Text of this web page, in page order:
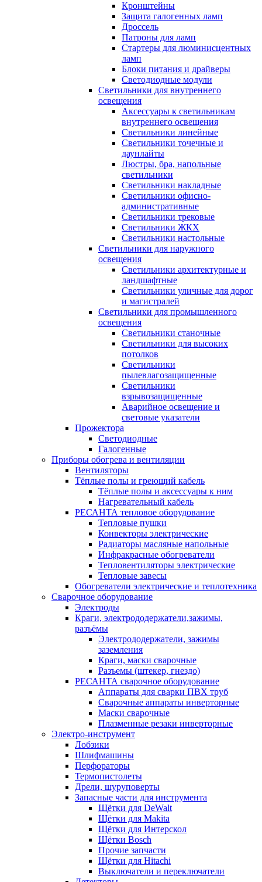
Кронштейны
Защита галогенных ламп
Дроссель
Патроны для ламп
Стартеры для люминисцентных
ламп
Блоки питания и драйверы
Светодиодные модули
Светильники для внутреннего
освещения
Аксессуары к светильникам
внутреннего освещения
Светильники линейные
Светильники точечные и
даунлайты
Люстры, бра, напольные
светильники
Светильники накладные
Светильники офисно-
административные
Светильники трековые
Светильники ЖКХ
Светильники настольные
Светильники для наружного
освещения
Светильники архитектурные и
ландшафтные
Светильники уличные для дорог
и магистралей
Светильники для промышленного
освещения
Светильники станочные
Светильники для высоких
потолков
Светильники
пылевлагозащищенные
Светильники
взрывозащищенные
Аварийное освещение и
световые указатели
Прожектора
Светодиодные
Галогенные
Приборы обогрева и вентиляции
Вентиляторы
Тёплые полы и греющий кабель
Тёплые полы и аксессуары к ним
Нагревательный кабель
РЕСАНТА тепловое оборудование
Тепловые пушки
Конвекторы электрические
Радиаторы масляные напольные
Инфракрасные обогреватели
Тепловентиляторы электрические
Тепловые завесы
Обогреватели электрические и теплотехника
Сварочное оборудование
Электроды
Краги, электрододержатели,зажимы,
разъёмы
Электрододержатели, зажимы
заземления
Краги, маски сварочные
Разъемы (штекер, гнездо)
РЕСАНТА сварочное оборудование
Аппараты для сварки ПВХ труб
Сварочные аппараты инверторные
Маски сварочные
Плазменные резаки инверторные
Электро-инструмент
Лобзики
Шлифмашины
Перфораторы
Термопистолеты
Дрели, шуруповерты
Запасные части для инструмента
Щётки для DeWalt
Щётки для Makita
Щётки для Интерскол
Щётки Bosch
Прочие запчасти
Щётки для Hitachi
Выключатели и переключатели